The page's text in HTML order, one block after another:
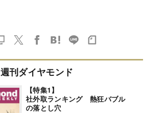
週刊ダイヤモンド
【特集1】
社外取ランキング 熱狂バブル
の落とし穴